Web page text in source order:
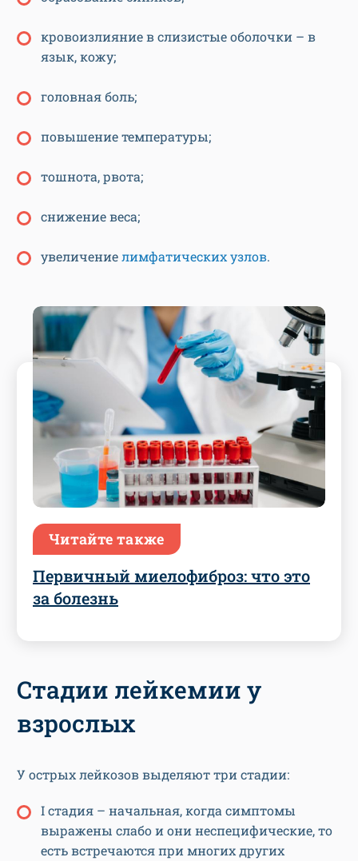
кровоизлияние в слизистые оболочки – в
язык, кожу;
головная боль;
повышение температуры;
тошнота, рвота;
снижение веса;
увеличениелимфатических узлов.
Читайте также
Первичный миелофиброз: что это
за болезнь
Стадии лейкемии у
взрослых
У острых лейкозов выделяют три стадии:
I стадия – начальная, когда симптомы
выражены слабо и они неспецифические, то
есть встречаются при многих других